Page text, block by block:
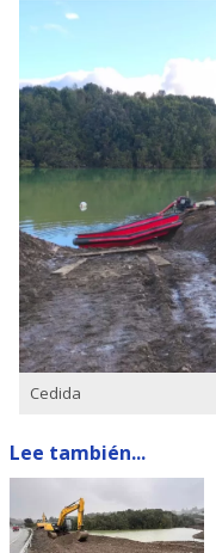
Cedida
Lee también...